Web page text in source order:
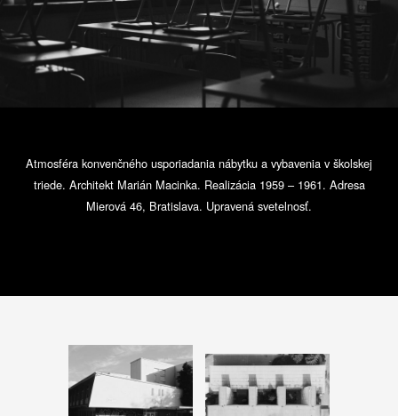
Atmosféra konvenčného usporiadania nábytku a vybavenia v školskej
triede. Architekt Marián Macinka. Realizácia 1959 – 1961. Adresa
Mierová 46, Bratislava. Upravená svetelnosť.